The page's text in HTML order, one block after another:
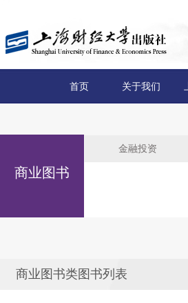
首页 关于我们
商业图书
金融投资
商业图书类图书列表